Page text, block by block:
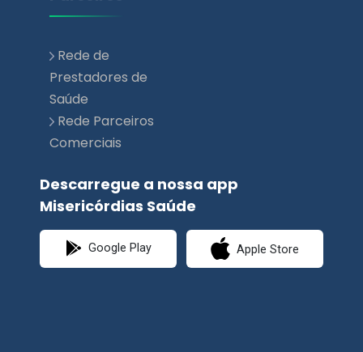
Prestadores de
Rede Parceiros
Comerciais
Descarregue a nossa app
Misericórdias Saúde
Google Play Apple Store